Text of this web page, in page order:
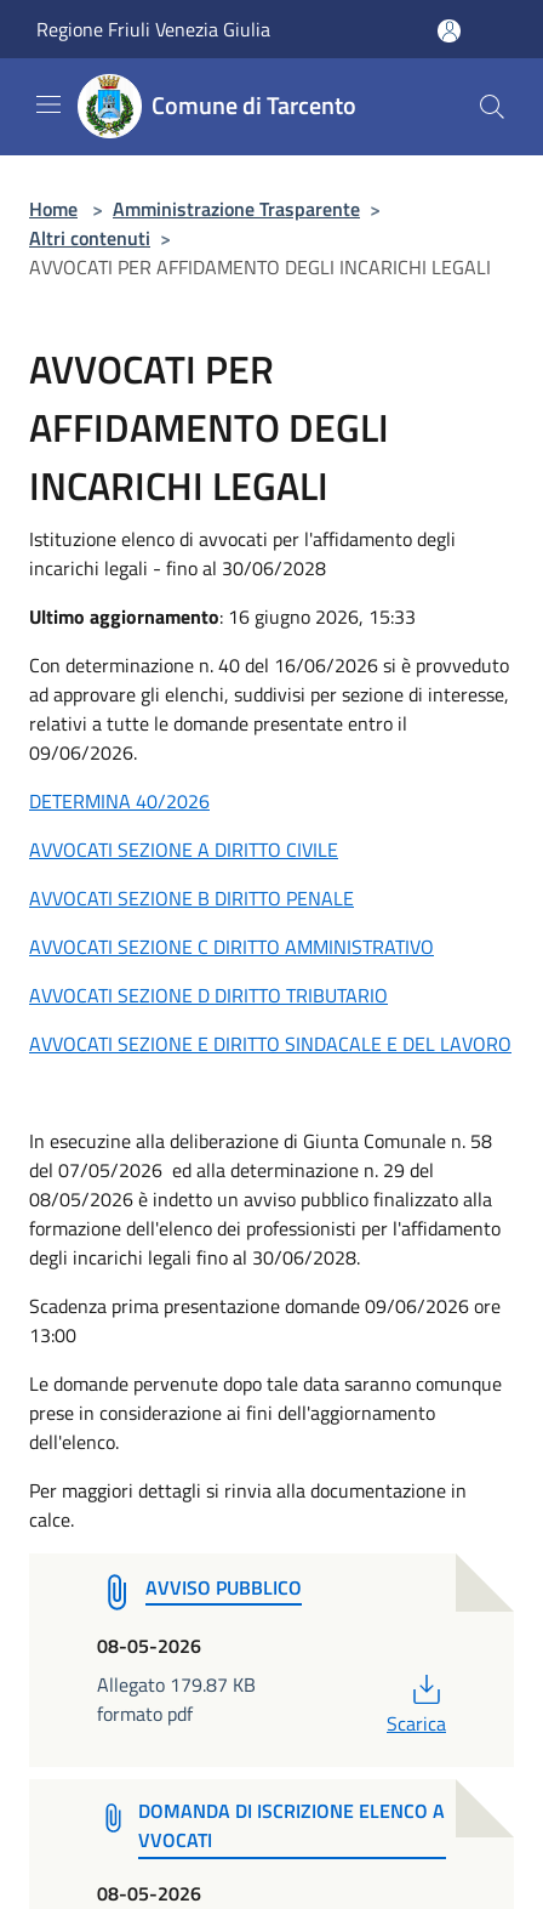
Regione Friuli Venezia Giulia
Comune di Tarcento
Home > Amministrazione Trasparente >
Altri contenuti >
AVVOCATI PER AFFIDAMENTO DEGLI INCARICHI LEGALI
AVVOCATI PER
AFFIDAMENTO DEGLI
INCARICHI LEGALI
Istituzione elenco di avvocati per l'affidamento degli
incarichi legali - fino al 30/06/2028
Ultimo aggiornamento: 16 giugno 2026, 15:33
Con determinazione n. 40 del 16/06/2026 si è provveduto
ad approvare gli elenchi, suddivisi per sezione di interesse,
relativi a tutte le domande presentate entro il
09/06/2026.
DETERMINA 40/2026
AVVOCATI SEZIONE A DIRITTO CIVILE
AVVOCATI SEZIONE B DIRITTO PENALE
AVVOCATI SEZIONE C DIRITTO AMMINISTRATIVO
AVVOCATI SEZIONE D DIRITTO TRIBUTARIO
AVVOCATI SEZIONE E DIRITTO SINDACALE E DEL LAVORO
In esecuzine alla deliberazione di Giunta Comunale n. 58
del 07/05/2026 ed alla determinazione n. 29 del
08/05/2026 è indetto un avviso pubblico finalizzato alla
formazione dell'elenco dei professionisti per l'affidamento
degli incarichi legali fino al 30/06/2028.
Scadenza prima presentazione domande 09/06/2026 ore
13:00
Le domande pervenute dopo tale data saranno comunque
prese in considerazione ai fini dell'aggiornamento
dell'elenco.
Per maggiori dettagli si rinvia alla documentazione in
calce.
AVVISO PUBBLICO
08-05-2026
Allegato 179.87 KB
formato pdf
Scarica
DOMANDA DI ISCRIZIONE ELENCO A
VVOCATI
08-05-2026